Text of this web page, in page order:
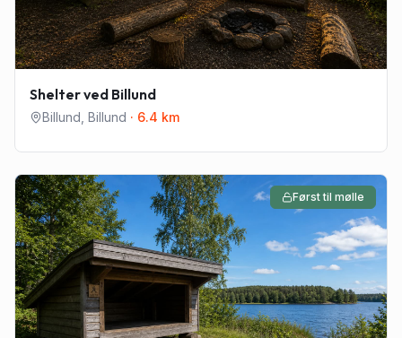
Shelter ved Billund
Billund Billund · 6.4 km
Først til mølle